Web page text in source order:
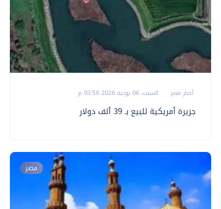
أخبار مصر السبت، 06 يونيه 2026 03:56 م
جزيرة أمريكية للبيع بـ 39 ألف دولار
مصر